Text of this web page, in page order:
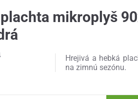
mikroplyš
Hrejivá a hebká
na zimnú sezónu.